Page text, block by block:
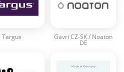
Targus Gavri CZ-SK / Noaton
DE